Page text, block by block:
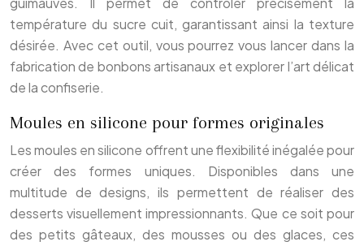
température du sucre cuit, garantissant ainsi la texture
désirée. Avec cet outil, vous pourrez vous lancer dans la
fabrication de bonbons artisanaux et explorer l’art délicat
de la confiserie.
Moules en silicone pour formes originales
Les moules en silicone offrent une flexibilité inégalée pour
créer des formes uniques. Disponibles dans une
multitude de designs, ils permettent de réaliser des
desserts visuellement impressionnants. Que ce soit pour
des petits gâteaux, des mousses ou des glaces, ces